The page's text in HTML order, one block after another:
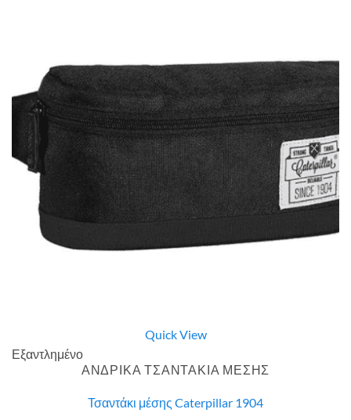
Quick View
Εξαντλημένο
ΑΝΔΡΙΚΑ ΤΣΑΝΤΑΚΙΑ ΜΕΣΗΣ
Τσαντάκι μέσης Caterpillar 1904